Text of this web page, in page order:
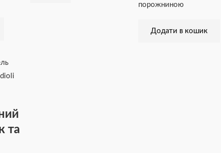
порожниною
Додати в кошик
та